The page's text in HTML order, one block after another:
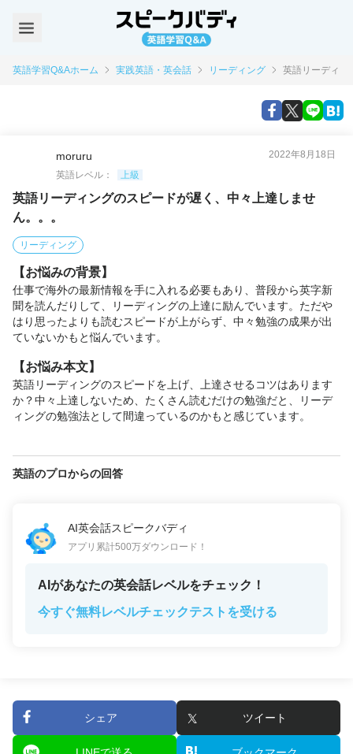
英語学習Q&Aホーム 実践英語・英会話 リーディング 英語リーディン
moruru
2022年8月18日
英語レベル：
上級
英語リーディングのスピードが遅く、中々上達しませ
ん。。。
リーディング
【お悩みの背景】
仕事で海外の最新情報を手に入れる必要もあり、普段から英字新
聞を読んだりして、リーディングの上達に励んでいます。ただや
はり思ったよりも読むスピードが上がらず、中々勉強の成果が出
ていないかもと悩んでいます。
【お悩み本文】
英語リーディングのスピードを上げ、上達させるコツはあります
か？中々上達しないため、たくさん読むだけの勉強だと、リーデ
ィングの勉強法として間違っているのかもと感じています。
英語のプロからの回答
AI英会話スピークバディ
アプリ累計500万ダウンロード！
AIがあなたの英会話レベルをチェック！
今すぐ無料レベルチェックテストを受ける
シェア ツイート